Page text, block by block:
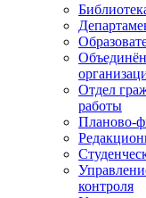
Отдел
работы
Планово-
контроля